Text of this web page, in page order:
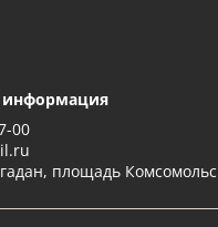
информация
00
площадь